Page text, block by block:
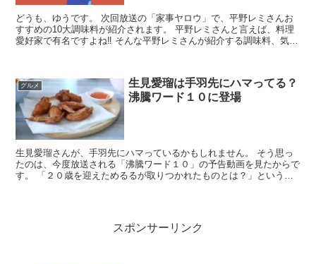
どうも、ゆうです。 次回放送の「家事ヤロウ」で、平野レミさんお
すすめの10大調味料が紹介されます。 平野レミさんと言えば、料理
愛好家で有名ですよね‼ そんな平野レミさんが紹介する調味料、気に
グルメ
生見愛瑠は手羽先にハマってる？
沸騰ワード１０に登場
生見愛瑠さんが、手羽先にハマっているかもしれません。 そう思っ
たのは、今度放送される「沸騰ワード１０」の予告動画を見たからで
す。 「２０歳を迎えためるるが取りつかれたものとは？」という言
スポンサーリンク